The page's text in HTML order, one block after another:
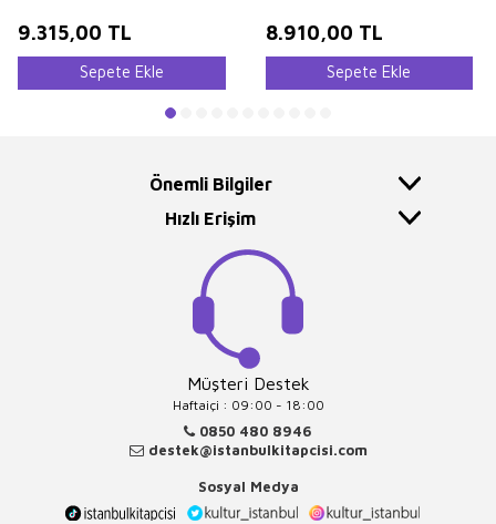
9.315,00 TL
Sepete Ekle
Constantinople et des Rives du
Bosphore
8.910,00 TL
Sepete Ekle
Önemli Bilgiler
Hızlı Erişim
Müşteri Destek
Haftaiçi : 09:00 - 18:00
0850 480 8946
destek@istanbulkitapcisi.com
Sosyal Medya